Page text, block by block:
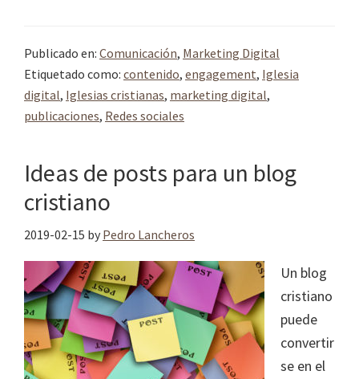
Publicado en: Comunicación, Marketing Digital
Etiquetado como: contenido, engagement, Iglesia
digital, Iglesias cristianas, marketing digital,
publicaciones, Redes sociales
Ideas de posts para un blog
cristiano
2019-02-15 by Pedro Lancheros
Un blog
cristiano
puede
convertir
se en el